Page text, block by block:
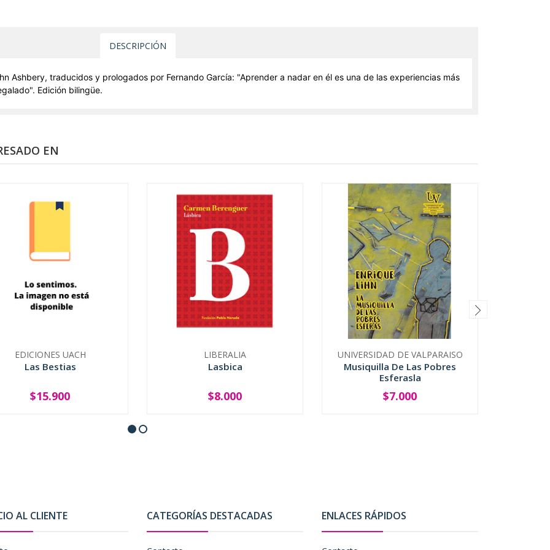
DESCRIPCIÓN
Ashbery, traducidos y prologados por Fernando García: "Aprender a nadar en él es una de las experiencias más
Edición bilingüe.
EN
EDICIONES UACH
Las Bestias
+
$15.900
LIBERALIA
Lasbica
+
$8.000
UNIVERSIDAD DE VALPARAISO
Musiquilla De Las Pobres
Esferasla
+
$7.000
AL CLIENTE CATEGORÍAS DESTACADAS ENLACES RÁPIDOS